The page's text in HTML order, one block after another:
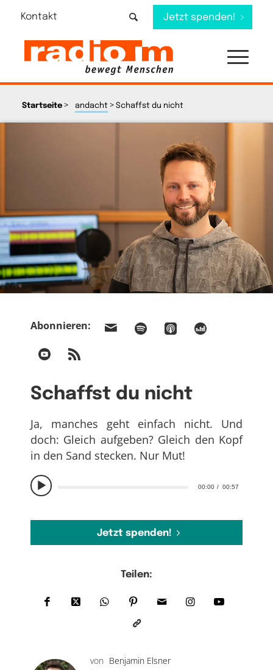
Kontakt Jetzt spenden!
Startseite> andacht> Schaffst du nicht
Abonnieren:
Schaffst du nicht
00:00 00:57
Ja, manches geht einfach nicht. Und
doch: Gleich aufgeben? Gleich den Kopf
in den Sand stecken. Nur Mut!
Jetzt spenden!
Teilen:
von Benjamin Elsner